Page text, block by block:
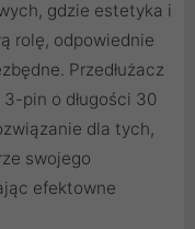
gdzie estetyka i
rolę, odpowiednie
Przedłużacz
3-pin o długości 30
dla tych,
swojego
efektowne